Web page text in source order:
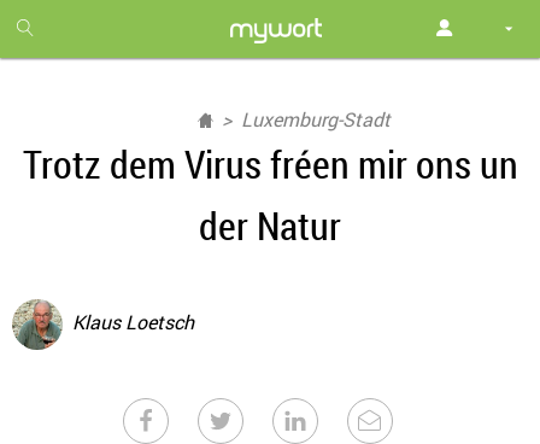
month
free
Luxemburg-Stadt
Trotz dem Virus fréen mir ons un
der Natur
Klaus Loetsch